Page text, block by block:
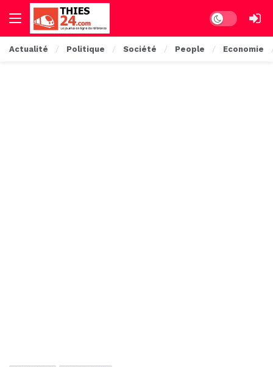
Dark mode
Actualité Politique Société People Economie